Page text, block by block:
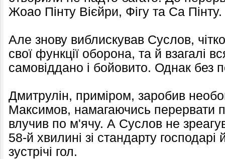
Жоао Пінту Вієйри, Фігу та Са Пінту.
Але знову виблискував Суслов,
свої функції оборона, та й взагалі
самовіддано і бойовито. Однак без
Дмитрулін, приміром, заробив
Максимов, намагаючись перервати
влучив по м'ячу. А Суслов не
58-й хвилині зі стандарту
зустрічі гол.